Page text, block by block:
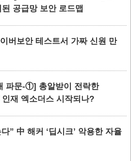
공급망 보안 로드맵
버보안 테스트서 가짜 신원 만
파문-①] 총알받이 전락한
재 엑소더스 시작되나?
” 中 해커 ‘딥시크’ 악용한 자율